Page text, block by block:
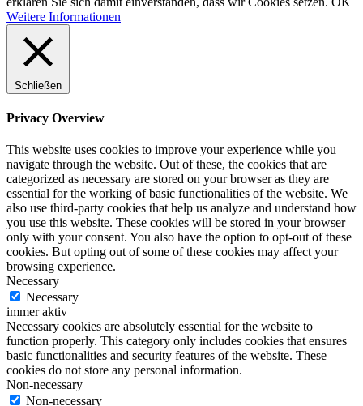
Weitere Informationen
Schließen
Privacy Overview
This website uses cookies to improve your experience while you
navigate through the website. Out of these, the cookies that are
categorized as necessary are stored on your browser as they are
essential for the working of basic functionalities of the website. We
also use third-party cookies that help us analyze and understand how
you use this website. These cookies will be stored in your browser
only with your consent. You also have the option to opt-out of these
cookies. But opting out of some of these cookies may affect your
browsing experience.
Necessary
Necessary
immer aktiv
Necessary cookies are absolutely essential for the website to
function properly. This category only includes cookies that ensures
basic functionalities and security features of the website. These
cookies do not store any personal information.
Non-necessary
Non-necessary